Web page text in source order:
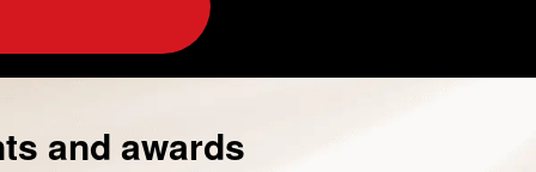
and awards